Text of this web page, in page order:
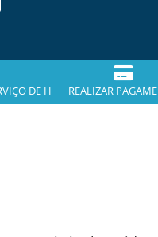
DE HOSPEDAGEM
REALIZAR